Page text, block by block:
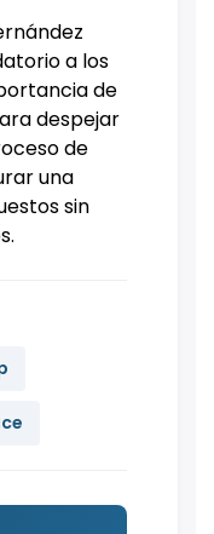
a los
de
despejar
de
una
sin